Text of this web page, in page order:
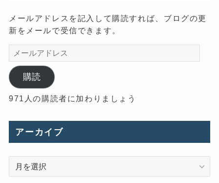
メールアドレスを記入して購読すれば、ブログの更
新をメールで受信できます。
メ
ー
ル
ア
ド
ス
購読
971人の購読者に加わりましょう
アーカイブ